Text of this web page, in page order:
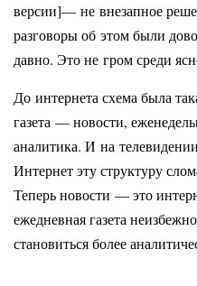
версии]— не внезапное
разговоры об этом были
давно. Это не гром среди
До интернета схема была
газета — новости,
аналитика. И на
Интернет эту структуру
Теперь новости — это
ежедневная газета
становиться более